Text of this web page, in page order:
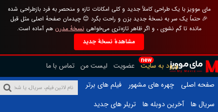
مای موویز با یک طراحی کاملاً جدید و کلی امکانات تازه و منحصر به فرد بازطراحی شده
🎉 حتماً یک سر به نسخهٔ جدید بزن و راحت بگرد 😊 چیدمان صفحهٔ اصلی مثل قبل
مانده تا گم نشوی ، و اگر ظاهر تازه‌تری می‌خواهینسخهٔ مدرن هم آماده است.
مشاهدهٔ نسخهٔ جدید
new
ورود به سایت عضویت لیست من تماس با ما
صفحه اصلی
چهره های مشهور
فیلم های برتر
سریال ها
آخرین دوبله ها تریلر های جدید